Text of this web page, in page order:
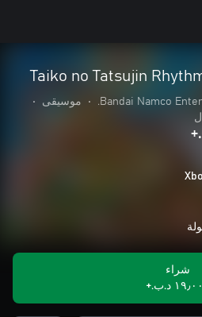
Taiko no Tatsujin
Bandai Namco
• موسيقى
•
شراء
د.ب.‏+